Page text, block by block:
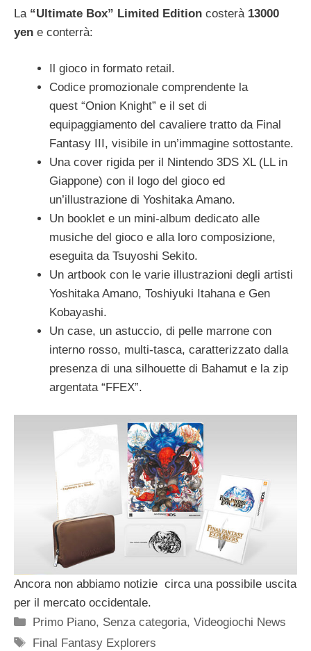
La “Ultimate Box” Limited Edition costerà 13000
yen e conterrà:
Il gioco in formato retail.
Codice promozionale comprendente la
quest “Onion Knight” e il set di
equipaggiamento del cavaliere tratto da Final
Fantasy III, visibile in un’immagine sottostante.
Una cover rigida per il Nintendo 3DS XL (LL in
Giappone) con il logo del gioco ed
un’illustrazione di Yoshitaka Amano.
Un booklet e un mini-album dedicato alle
musiche del gioco e alla loro composizione,
eseguita da Tsuyoshi Sekito.
Un artbook con le varie illustrazioni degli artisti
Yoshitaka Amano, Toshiyuki Itahana e Gen
Kobayashi.
Un case, un astuccio, di pelle marrone con
interno rosso, multi-tasca, caratterizzato dalla
presenza di una silhouette di Bahamut e la zip
argentata “FFEX”.
Ancora non abbiamo notizie circa una possibile uscita
per il mercato occidentale.
Categorie
Primo Piano, Senza categoria,Videogiochi News
Tag
Final Fantasy Explorers